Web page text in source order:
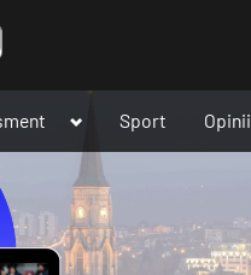
Toggle
menu
Sport Opinii